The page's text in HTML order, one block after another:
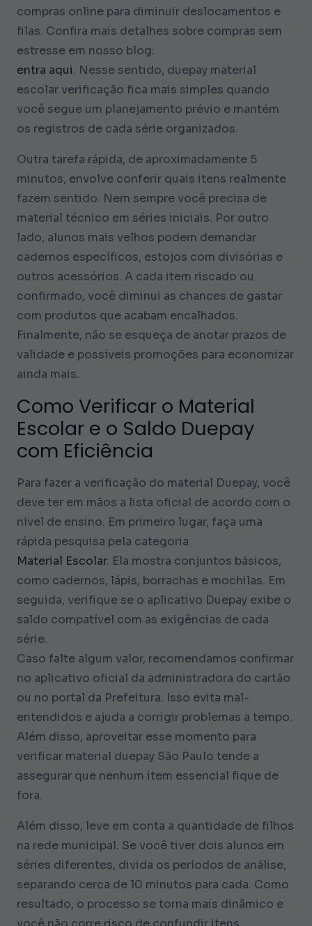
compras online para diminuir deslocamentos e
filas. Confira mais detalhes sobre compras sem
estresse em nosso blog:
entra aqui. Nesse sentido, duepay material
escolar verificação fica mais simples quando
você segue um planejamento prévio e mantém
os registros de cada série organizados.
Outra tarefa rápida, de aproximadamente 5
minutos, envolve conferir quais itens realmente
fazem sentido. Nem sempre você precisa de
material técnico em séries iniciais. Por outro
lado, alunos mais velhos podem demandar
cadernos específicos, estojos com divisórias e
outros acessórios. A cada item riscado ou
confirmado, você diminui as chances de gastar
com produtos que acabam encalhados.
Finalmente, não se esqueça de anotar prazos de
validade e possíveis promoções para economizar
ainda mais.
Como Verificar o Material
Escolar e o Saldo Duepay
com Eficiência
Para fazer a verificação do material Duepay, você
deve ter em mãos a lista oficial de acordo com o
nível de ensino. Em primeiro lugar, faça uma
rápida pesquisa pela categoria
Material Escolar. Ela mostra conjuntos básicos,
como cadernos, lápis, borrachas e mochilas. Em
seguida, verifique se o aplicativo Duepay exibe o
saldo compatível com as exigências de cada
série.
Caso falte algum valor, recomendamos confirmar
no aplicativo oficial da administradora do cartão
ou no portal da Prefeitura. Isso evita mal-
entendidos e ajuda a corrigir problemas a tempo.
Além disso, aproveitar esse momento para
verificar material duepay São Paulo tende a
assegurar que nenhum item essencial fique de
fora.
Além disso, leve em conta a quantidade de filhos
na rede municipal. Se você tiver dois alunos em
séries diferentes, divida os períodos de análise,
separando cerca de 10 minutos para cada. Como
resultado, o processo se torna mais dinâmico e